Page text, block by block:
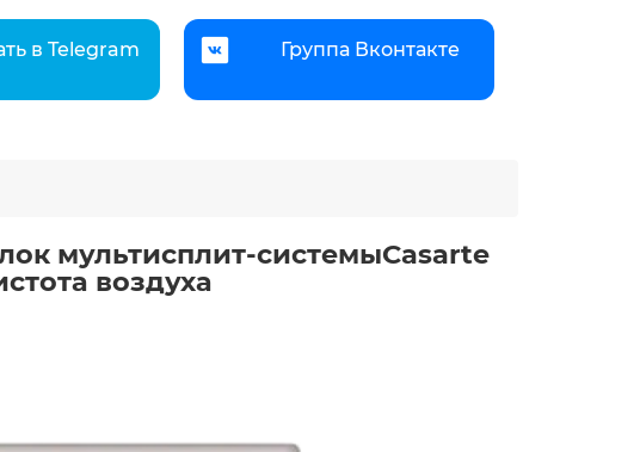
в Telegram Группа Вконтакте
мультисплит-системыCasarte
воздуха